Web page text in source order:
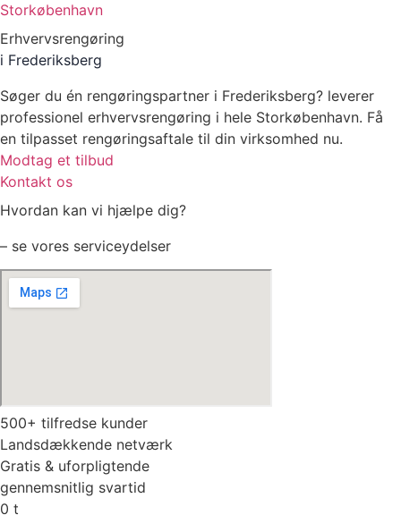
Storkøbenhavn
Erhvervsrengøring
i Frederiksberg
Søger du én rengøringspartner i Frederiksberg? leverer
professionel erhvervsrengøring i hele Storkøbenhavn. Få
en tilpasset rengøringsaftale til din virksomhed nu.
Modtag et tilbud
Kontakt os
Hvordan kan vi hjælpe dig?
– se vores serviceydelser
500+ tilfredse kunder
Landsdækkende netværk
Gratis & uforpligtende
gennemsnitlig svartid
0 t